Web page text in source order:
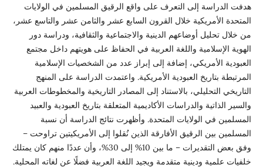
هدفت الدراسة إلى التعرف على واقع الرقيق المسلمين في الولايات
المتحدة الأمريكية خلال القرون السابع عشر والثامن عشر والتاسع عشر،
من خلال تحليل أوضاعهم الدينية والاجتماعية والثقافية، ودراسة دور
الهوية الإسلامية واللغة العربية في الحفاظ على هويتهم داخل مجتمع
العبودية الأمريكي، إضافة إلى إبراز عدد من الشخصيات الإسلامية
المرتبطة بتاريخ العبودية الأمريكية. واعتمدت الدراسة على المنهج
التاريخي التحليلي، بالاستناد إلى المصادر التاريخية والمخطوطات العربية
والسير الذاتية والدراسات الأكاديمية المتعلقة بتاريخ العبودية والعبيد
المسلمين في الولايات المتحدة. وأظهرت نتائج الدراسة أن نسبة
المسلمين بين الرقيق الأفارقة الذين نُقلوا إلى الأمريكيتين تراوحت –
وفق بعض التقديرات – ما بين 10% إلى 30%، وأن عددًا منهم كان يمتلك
خلفيات علمية ودينية متقدمة ويجيد اللغة العربية فضلًا عن لغاته المحلية.